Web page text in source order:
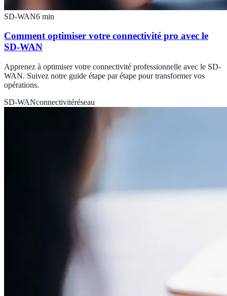
SD-WAN6 min
Comment optimiser votre connectivité pro avec le
SD-WAN
Apprenez à optimiser votre connectivité professionnelle avec le SD-
WAN. Suivez notre guide étape par étape pour transformer vos
opérations.
SD-WANconnectivitéréseau